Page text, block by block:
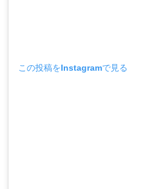
この投稿をInstagramで見る